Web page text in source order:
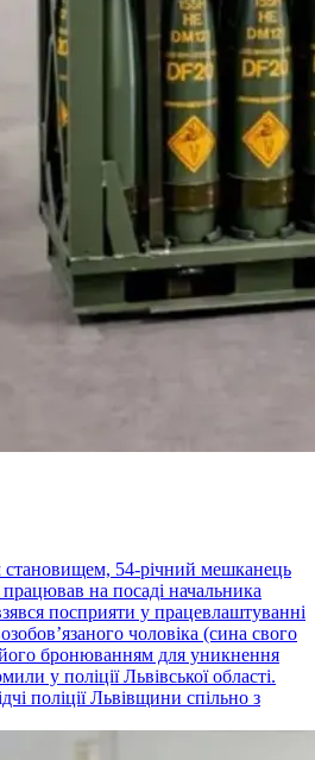
54-річний мешканець
на посаді начальника
посприяти у працевлаштуванні
чоловіка (сина свого
бронюванням для уникнення
у поліції Львівської області.
поліції Львівщини спільно з